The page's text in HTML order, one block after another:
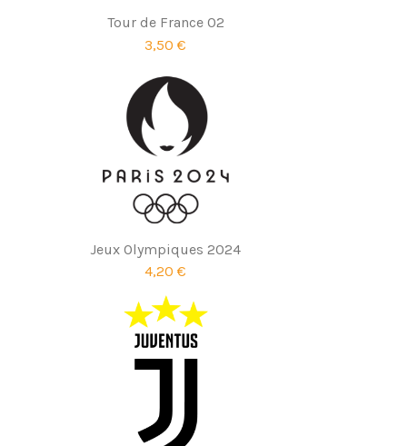
Tour de France 02
3,50 €
Jeux Olympiques 2024
4,20 €